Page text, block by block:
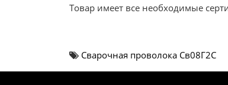
Товар имеет все необходимые
Сварочная проволока Св08Г2С